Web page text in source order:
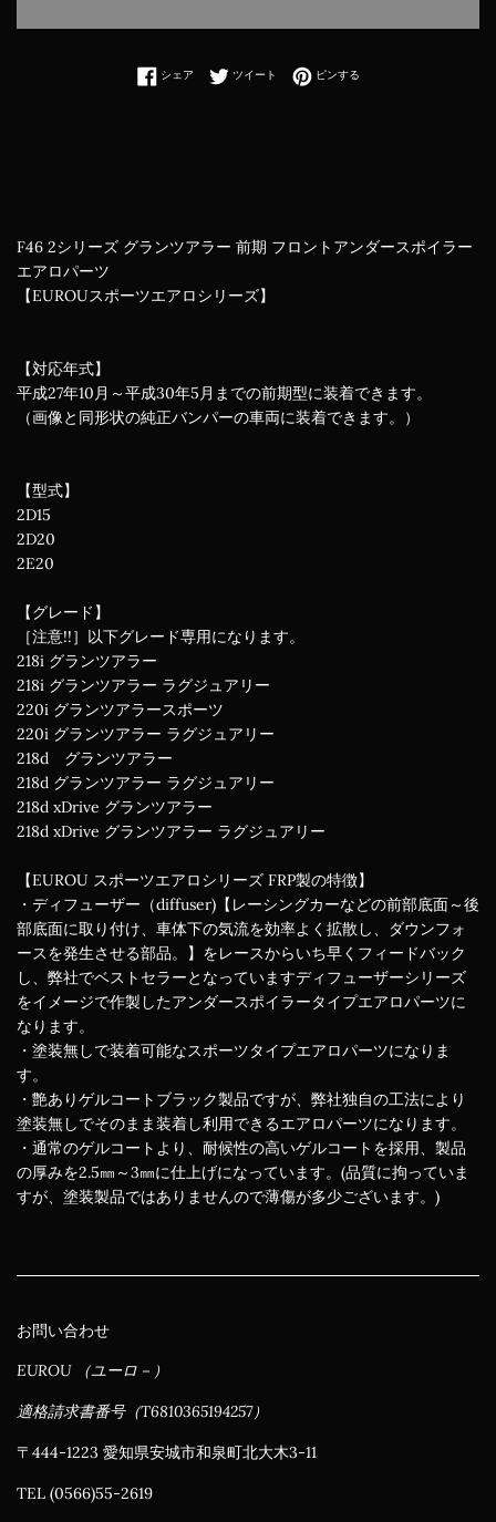
シェアFacebookでシェアする
ツイート Twitterに投稿する
ピンするPinterestでピンする
F46 2シリーズ グランツアラー 前期 フロントアンダースポイラー
エアロパーツ
【EUROUスポーツエアロシリーズ】
【対応年式】
平成27年10月～平成30年5月までの前期型に装着できます。
（画像と同形状の純正バンパーの車両に装着できます。）
【型式】
2D15
2D20
2E20
【グレード】
［注意!!］以下グレード専用になります。
218i グランツアラー
218i グランツアラー ラグジュアリー
220i グランツアラースポーツ
220i グランツアラー ラグジュアリー
218d グランツアラー
218d グランツアラー ラグジュアリー
218d xDrive グランツアラー
218d xDrive グランツアラー ラグジュアリー
【EUROU スポーツエアロシリーズ FRP製の特徴】
・ディフューザー（diffuser)【レーシングカーなどの前部底面～後
部底面に取り付け、車体下の気流を効率よく拡散し、ダウンフォ
ースを発生させる部品。】をレースからいち早くフィードバック
し、弊社でベストセラーとなっていますディフューザーシリーズ
をイメージで作製したアンダースポイラータイプエアロパーツに
なります。
・塗装無しで装着可能なスポーツタイプエアロパーツになりま
す。
・艶ありゲルコートブラック製品ですが、弊社独自の工法により
塗装無しでそのまま装着し利用できるエアロパーツになります。
・通常のゲルコートより、耐候性の高いゲルコートを採用、製品
の厚みを2.5㎜～3㎜に仕上げになっています。(品質に拘っていま
すが、塗装製品ではありませんので薄傷が多少ございます。)
お問い合わせ
EUROU （ユーロ－）
適格請求書番号（T6810365194257）
〒444-1223 愛知県安城市和泉町北大木3-11
TEL (0566)55-2619